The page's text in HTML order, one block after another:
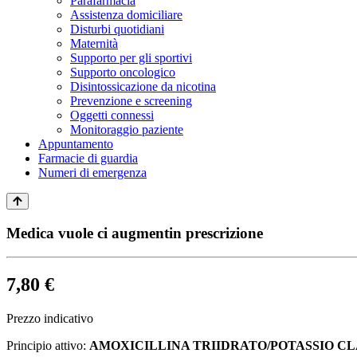
Assistenza domiciliare
Disturbi quotidiani
Maternità
Supporto per gli sportivi
Supporto oncologico
Disintossicazione da nicotina
Prevenzione e screening
Oggetti connessi
Monitoraggio paziente
Appuntamento
Farmacie di guardia
Numeri di emergenza
Medica vuole ci augmentin prescrizione
7,80 €
Prezzo indicativo
Principio attivo: AMOXICILLINA TRIIDRATO/POTASSIO